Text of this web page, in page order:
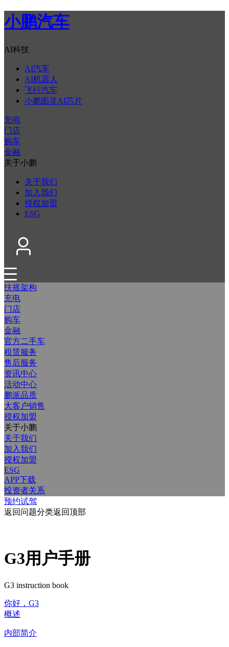
小鹏汽车
AI科技
AI汽车
AI机器人
飞行汽车
小鹏图灵AI芯片
充电
门店
购车
金融
关于小鹏
关于我们
加入我们
授权加盟
ESG
扶摇架构
充电
门店
购车
金融
官方二手车
租赁服务
售后服务
资讯中心
活动中心
鹏派品质
大客户销售
授权加盟
关于小鹏
关于我们
加入我们
授权加盟
ESG
APP下载
投资者关系
预约试驾
返回问题分类返回顶部
G3用户手册
G3 instruction book
你好，G3
概述
内部简介